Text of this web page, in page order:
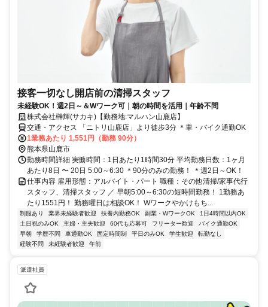
接客一切なし開店前の清掃スタッフ
未経験OK！週2日～＆Wワーク可｜朝の時間を活用｜年齢不問
株式会社榊輝(サカキ)【勤務地:マルハン山鹿店】
交通・アクセス 「ニトリ山鹿店」より徒歩3分 ＊車・バイク通勤OK
1業務あたり 1,551円（勤務 90分）
熊本県山鹿市
勤務時間詳細 実働時間：1日あたり1時間30分 平均勤務日数：1ヶ月
あたり8日 〜 20日 5:00～6:30 ＊90分のみの勤務！ ＊週2日～OK！
仕事内容 雇用形態：アルバイト・パート 職種：その他清掃/家事代行
スタッフ、清掃スタッフ ／ 早朝5:00～6:30の短時間勤務！ 1勤務あ
たり1551円！ 勤務曜日は相談OK！ Wワークやかけもち...
制服あり 業界未経験者歓迎 扶養内勤務OK 副業・WワークOK
1日4時間以内OK
土日祝のみOK
主婦・主夫歓迎 60代も応募可 フリーター歓迎
バイク通勤OK
早朝
学歴不問 車通勤OK 固定時間制 平日のみOK 学生歓迎
転勤なし
経験不問
未経験者歓迎 午前
派遣社員